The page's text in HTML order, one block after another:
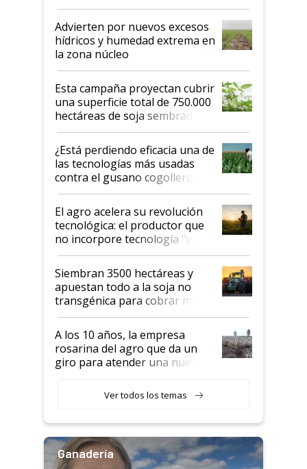
"Estoy muy impresionado"
Advierten por nuevos excesos
hídricos y humedad extrema en
la zona núcleo
Esta campaña proyectan cubrir
una superficie total de 750.000
hectáreas de soja sembradas
con una nueva generación de
variedades que marcan un
salto tecnológico en genética y
rendimiento
¿Está perdiendo eficacia una de
las tecnologías más usadas
contra el gusano cogollero? El
desafío de una tecnología clave
El agro acelera su revolución
tecnológica: el productor que
no incorpore tecnología "va a
perder el tren"
Siembran 3500 hectáreas y
apuestan todo a la soja no
transgénica para cobrar más
por tonelada: compraron un
semillero
A los 10 años, la empresa
rosarina del agro que da un
giro para atender una nueva
Ver todos los temas
Ganadería